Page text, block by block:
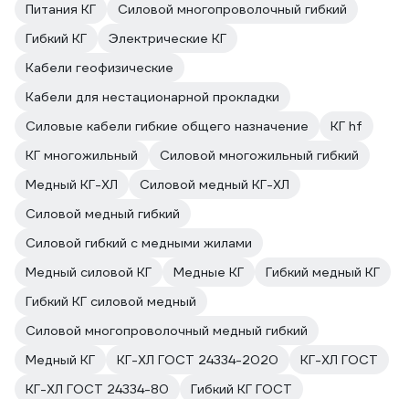
Питания КГ
Силовой многопроволочный гибкий
Гибкий КГ
Электрические КГ
Кабели геофизические
Кабели для нестационарной прокладки
Силовые кабели гибкие общего назначение
КГ hf
КГ многожильный
Силовой многожильный гибкий
Медный КГ-ХЛ
Силовой медный КГ-ХЛ
Силовой медный гибкий
Силовой гибкий с медными жилами
Медный силовой КГ
Медные КГ
Гибкий медный КГ
Гибкий КГ силовой медный
Силовой многопроволочный медный гибкий
Медный КГ
КГ-ХЛ ГОСТ 24334-2020
КГ-ХЛ ГОСТ
КГ-ХЛ ГОСТ 24334-80
Гибкий КГ ГОСТ